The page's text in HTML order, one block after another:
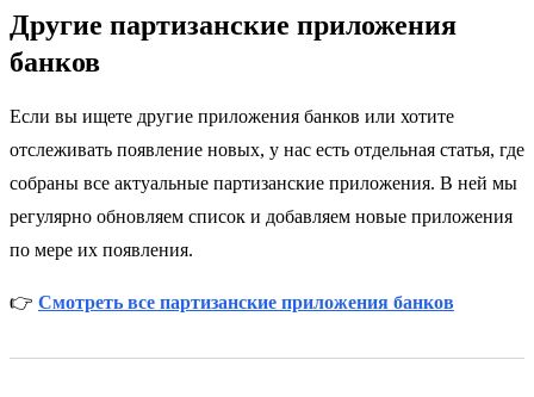
Другие партизанские приложения
банков
Если вы ищете другие приложения банков или хотите
отслеживать появление новых, у нас есть отдельная статья, где
собраны все актуальные партизанские приложения. В ней мы
регулярно обновляем список и добавляем новые приложения
по мере их появления.
👉 Смотреть все партизанские приложения банков